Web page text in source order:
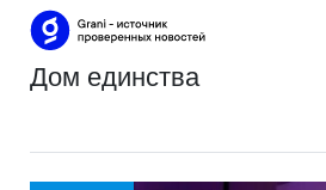
дом единства